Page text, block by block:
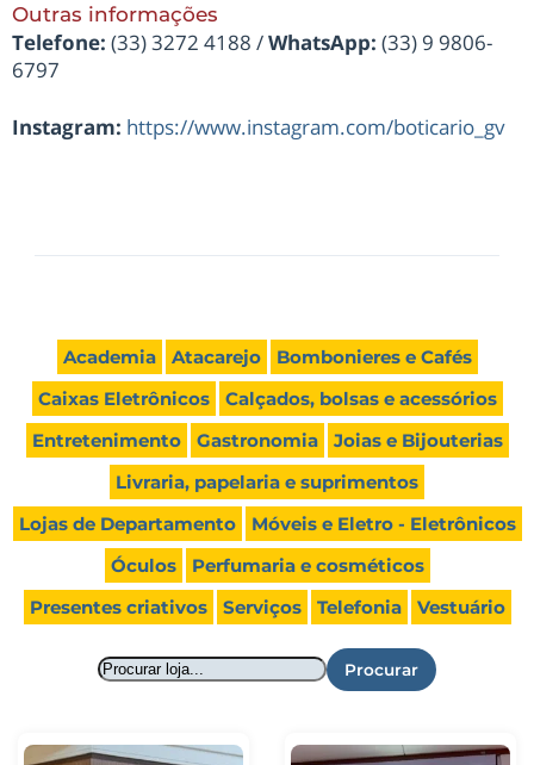
Outras informações
Telefone: (33) 3272 4188 /WhatsApp: (33) 9 9806-
6797
Instagram: https://www.instagram.com/boticario_gv
Academia Atacarejo
Bombonieres e Cafés
Caixas Eletrônicos
Calçados, bolsas e acessórios
Entretenimento
Gastronomia
Joias e Bijouterias
Livraria, papelaria e suprimentos
Lojas de Departamento
Móveis e Eletro - Eletrônicos
Óculos
Perfumaria e cosméticos
Presentes criativos
Serviços Telefonia Vestuário
Procurar